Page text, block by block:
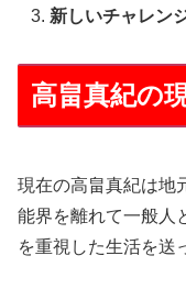
新しいチャレン
高畠真紀の
現在の高畠真紀は地
能界を離れて一般人
を重視した生活を送